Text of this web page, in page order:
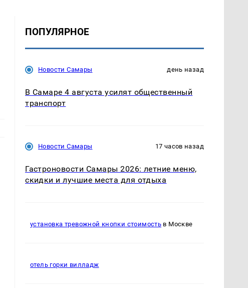
ПОПУЛЯРНОЕ
Новости Самары день назад
В Самаре 4 августа усилят общественный
транспорт
Новости Самары 17 часов назад
Гастроновости Самары 2026: летние меню,
скидки и лучшие места для отдыха
установка тревожной кнопки стоимость в Москве
отель горки вилладж